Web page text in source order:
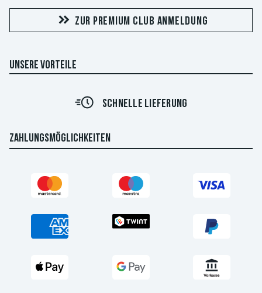
ZUR PREMIUM CLUB ANMELDUNG
UNSERE VORTEILE
SCHNELLE LIEFERUNG
ZAHLUNGSMÖGLICHKEITEN